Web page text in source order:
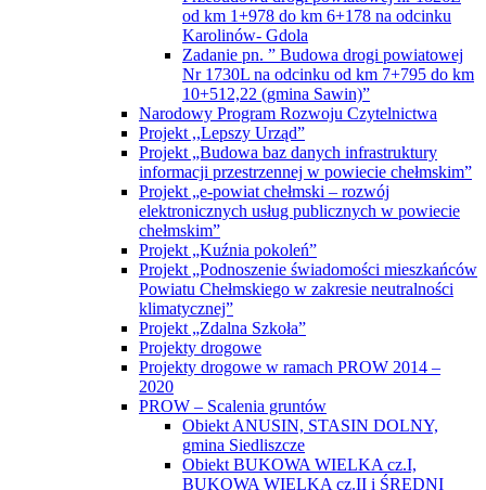
od km 1+978 do km 6+178 na odcinku
Karolinów- Gdola
Zadanie pn. ” Budowa drogi powiatowej
Nr 1730L na odcinku od km 7+795 do km
10+512,22 (gmina Sawin)”
Narodowy Program Rozwoju Czytelnictwa
Projekt ,,Lepszy Urząd”
Projekt „Budowa baz danych infrastruktury
informacji przestrzennej w powiecie chełmskim”
Projekt „e-powiat chełmski – rozwój
elektronicznych usług publicznych w powiecie
chełmskim”
Projekt „Kuźnia pokoleń”
Projekt „Podnoszenie świadomości mieszkańców
Powiatu Chełmskiego w zakresie neutralności
klimatycznej”
Projekt „Zdalna Szkoła”
Projekty drogowe
Projekty drogowe w ramach PROW 2014 –
2020
PROW – Scalenia gruntów
Obiekt ANUSIN, STASIN DOLNY,
gmina Siedliszcze
Obiekt BUKOWA WIELKA cz.I,
BUKOWA WIELKA cz.II i ŚREDNI